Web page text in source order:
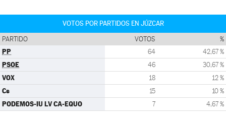
VOTOS POR PARTIDOS EN JÚZCAR
PARTIDO VOTOS %
PP 64 42,67 %
PSOE 46 30,67 %
VOX 18 12 %
Cs 15 10 %
PODEMOS-IU LV CA-EQUO 7 4,67 %